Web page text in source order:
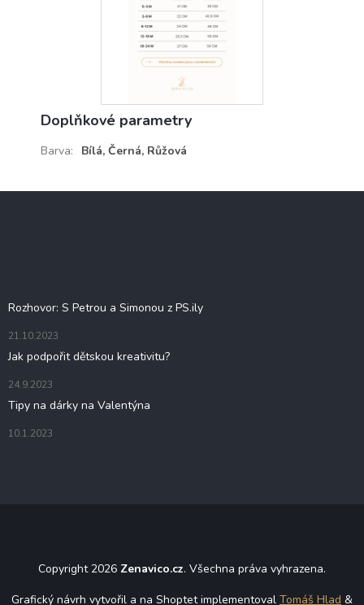
Doplňkové parametry
Barva: Bílá, Černá, Růžová
Rozhovor: S Petrou a Simonou z PS.ily
21.10.2023
Jak podpořit dětskou kreativitu?
24.9.2023
Tipy na dárky na Valentýna
10.1.2023
Copyright 2026 Zenavico.cz. Všechna práva vyhrazena.
Grafický návrh vytvořil a na Shoptet implementoval Tomáš Hlad &